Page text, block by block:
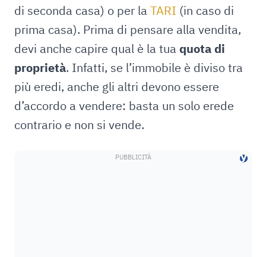
di seconda casa) o per la TARI (in caso di
prima casa). Prima di pensare alla vendita,
devi anche capire qual è la tua quota di
proprietà. Infatti, se l’immobile è diviso tra
più eredi, anche gli altri devono essere
d’accordo a vendere: basta un solo erede
contrario e non si vende.